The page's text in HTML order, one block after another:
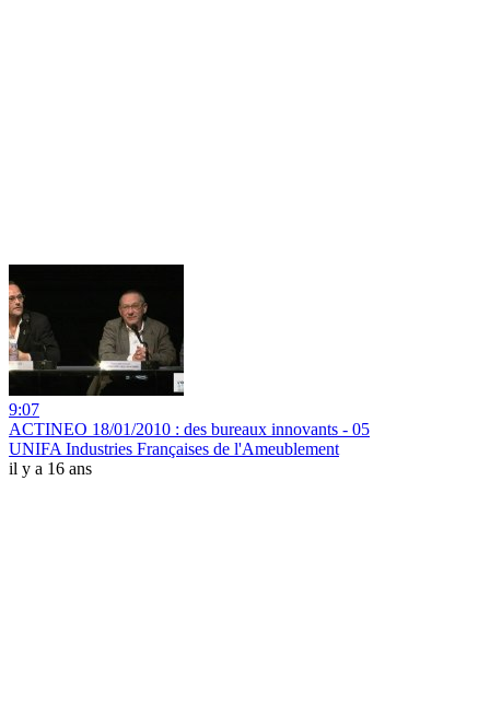
9:07
ACTINEO 18/01/2010 : des bureaux innovants - 05
UNIFA Industries Françaises de l'Ameublement
il y a 16 ans